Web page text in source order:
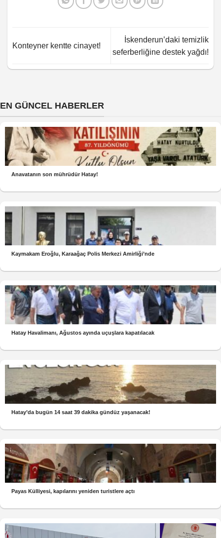
Konteyner kentte cinayet!
İskenderun’daki temizlik
seferberliğine destek yağdı!
EN GÜNCEL HABERLER
Anavatanın son mührüdür Hatay!
Kaymakam Eroğlu, Karaağaç Polis Merkezi Amirliği’nde
Hatay Havalimanı, Ağustos ayında uçuşlara kapatılacak
Hatay’da bugün 14 saat 39 dakika gündüz yaşanacak!
Payas Külliyesi, kapılarını yeniden turistlere açtı